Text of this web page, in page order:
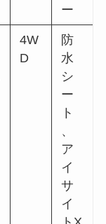
ー
4W
D
防
水
シ
ー
ト
、
ア
イ
サ
イ